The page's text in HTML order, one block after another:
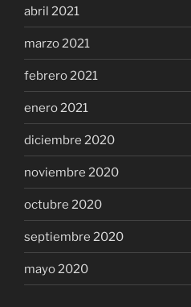
abril 2021
marzo 2021
febrero 2021
enero 2021
diciembre 2020
noviembre 2020
octubre 2020
septiembre 2020
mayo 2020